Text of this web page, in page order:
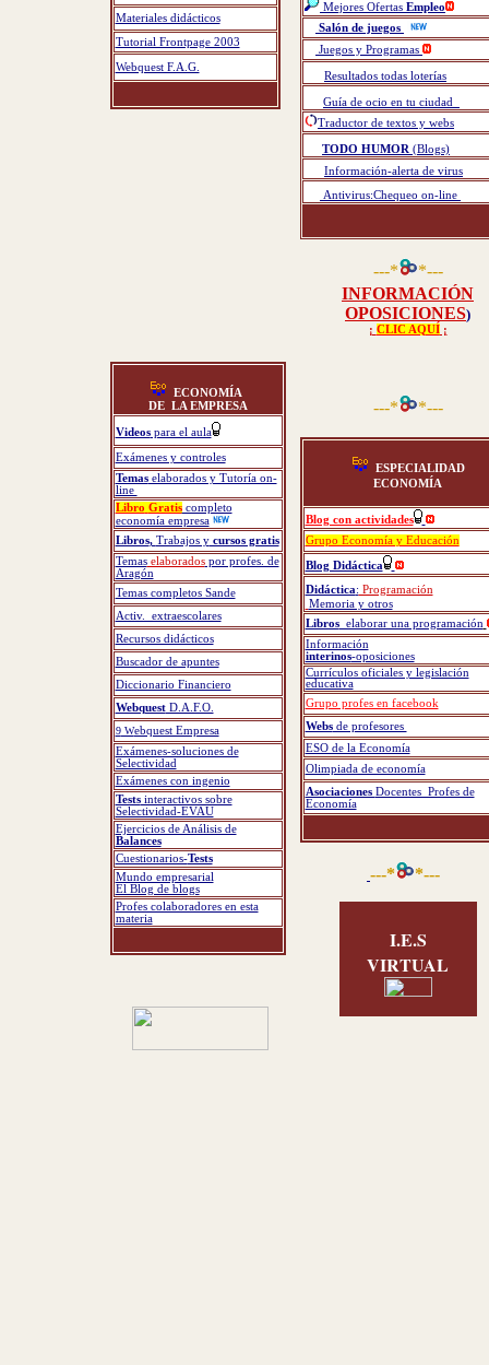
Mejores Ofertas Empleo
Salón de juegos
Juegos y Programas
Resultados todas loterías
Guía de ocio en tu ciudad
Traductor de textos y webs
TODO HUMOR (Blogs)
Información-alerta de virus
Antivirus:Chequeo on-line
---*
*---
INFORMACIÓN
OPOSICIONES)
¡ CLIC AQUÍ¡
---* *---
ESPECIALIDAD
ECONOMÍA
Blog con actividades
Grupo Economía y Educación
Blog Didáctica
Didáctica: Programación
Memoria y otros
Libroselaborar una programación
Información
interinos-oposiciones
Currículos oficiales y legislación
educativa
Grupo profes en facebook
Websde profesores
ESO de la Economía
Olimpiada de economía
Asociaciones Docentes Profes de
Economía
---* *---
I.E.S
VIRTUAL
Materiales didácticos
Tutorial Frontpage 2003
Webquest F.A.G.
ECONOMÍA
DE LA EMPRESA
Videospara el aula
Exámenes y controles
Temaselaborados y Tutoría on-
line
Libro Gratiscompleto
economía empresa
Libros, Trabajos ycursos gratis
Temaselaboradospor profes. de
Aragón
Temas completos Sande
Activ. extraescolares
Recursos didácticos
Buscador de apuntes
Diccionario Financiero
WebquestD.A.F.O.
9Webquest Empresa
Exámenes-soluciones de
Selectividad
Exámenes con ingenio
Testsinteractivos sobre
Selectividad-EVAU
Ejercicios de Análisis de
Balances
Cuestionarios-Tests
Mundo empresarial
El Blog de blogs
Profes colaboradores en esta
materia